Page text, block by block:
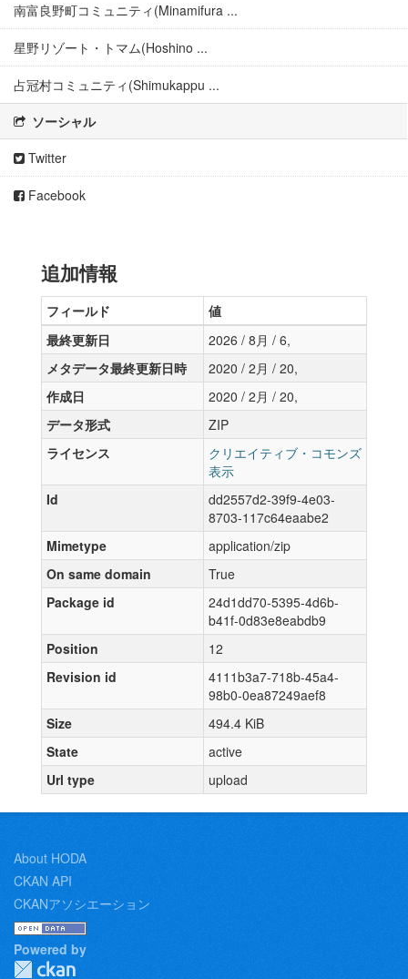
南富良野町コミュニティ(Minamifura ...
星野リゾート・トマム(Hoshino ...
占冠村コミュニティ(Shimukappu ...
ソーシャル
Twitter
Facebook
追加情報
フィールド
値
最終更新日
2026 / 8月 / 6,
メタデータ最終更新日時
2020 / 2月 / 20,
作成日
2020 / 2月 / 20,
データ形式
ZIP
ライセンス
クリエイティブ・コモンズ
表示
Id
dd2557d2-39f9-4e03-
8703-117c64eaabe2
Mimetype
application/zip
On same domain
True
Package id
24d1dd70-5395-4d6b-
b41f-0d83e8eabdb9
Position
12
Revision id
4111b3a7-718b-45a4-
98b0-0ea87249aef8
Size
494.4 KiB
State
active
Url type
upload
About HODA
CKAN API
CKANアソシエーション
Powered by